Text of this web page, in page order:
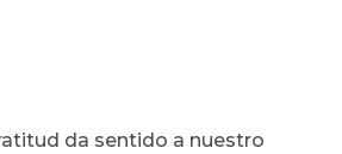
da sentido a nuestro